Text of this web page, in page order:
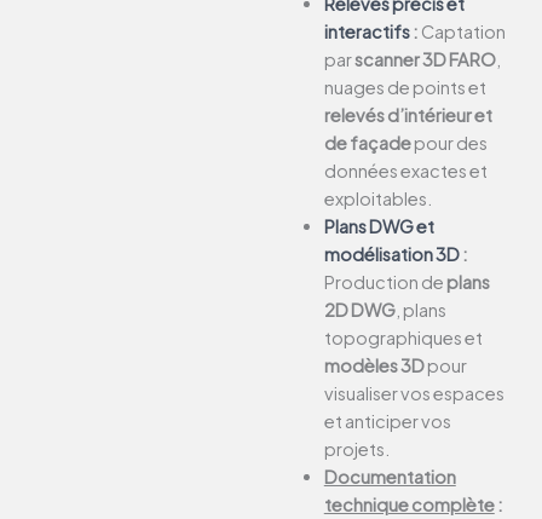
interactifs: Captation
parscanner 3D FARO,
nuages de points et
relevés d’intérieur et
de façadepour des
données exactes et
exploitables.
Plans DWG et
modélisation 3D:
Production de plans
2D DWG, plans
topographiques et
modèles 3Dpour
visualiser vos espaces
et anticiper vos
projets.
Documentation
technique complète: